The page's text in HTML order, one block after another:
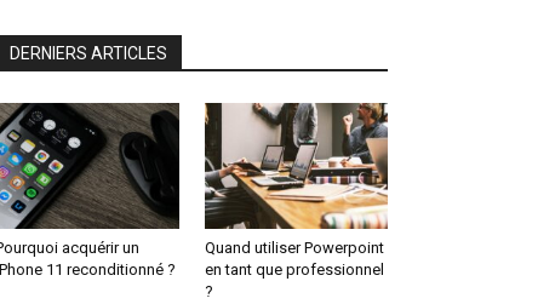
DERNIERS ARTICLES
acquérir un
11 reconditionné ?
Quand utiliser Powerpoint
en tant que professionnel
?